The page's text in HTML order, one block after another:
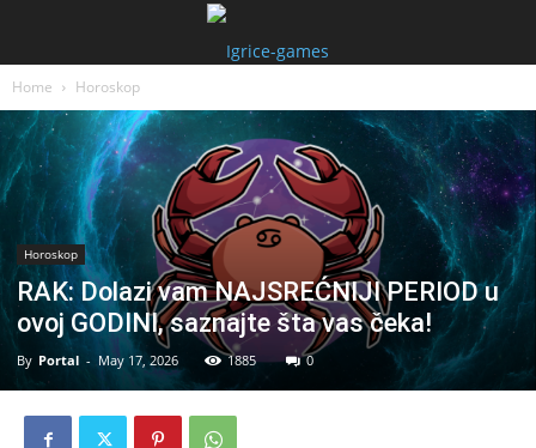
Home Horoskop
Horoskop
RAK: Dolazi vam NAJSREĆNIJI PERIOD u
ovoj GODINI, saznajte šta vas čeka!
By Portal - May 17, 2026 1885 0